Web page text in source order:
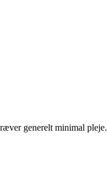
generelt minimal pleje.